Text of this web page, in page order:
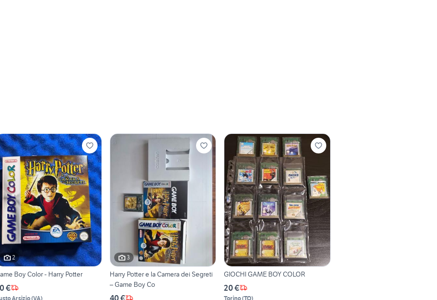
2
Boy Color - Harry Potter
€
Arsizio(VA)
3
Harry Potter e la Camera dei Segreti
– Game Boy Co
40 €
GIOCHI GAME BOY COLOR
20 €
Torino(TO)